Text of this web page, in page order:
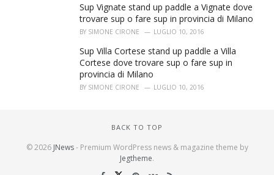
Sup Vignate stand up paddle a Vignate dove
trovare sup o fare sup in provincia di Milano
BY SIMONE CIRONE LUGLIO 10, 2016
Sup Villa Cortese stand up paddle a Villa
Cortese dove trovare sup o fare sup in
provincia di Milano
BY SIMONE CIRONE LUGLIO 10, 2016
BACK TO TOP
© 2026 JNews- Premium WordPress news & magazine theme by
Jegtheme.